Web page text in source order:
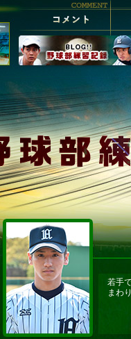
若手
まわ